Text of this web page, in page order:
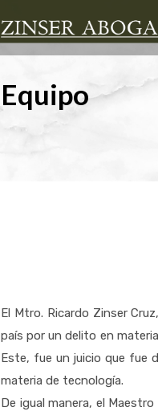
Equipo
El Mtro. Ricardo Zinser
país por un delito en
Este, fue un juicio que fue
materia de tecnología.
De igual manera, el